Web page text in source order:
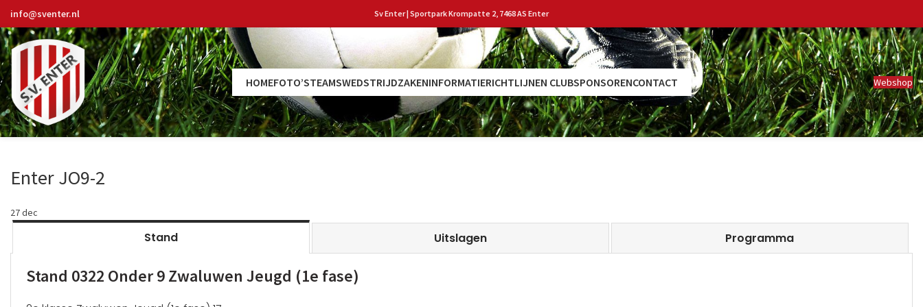
info@sventer.nl Sv Enter | Sportpark Krompatte 2, 7468 AS Enter
HOMEFOTO’STEAMSWEDSTRIJDZAKENINFORMATIERICHTLIJNEN CLUBSPONSORENCONTACT Webshop
Enter JO9-2
27dec
Stand Uitslagen Programma
Stand 0322 Onder 9 Zwaluwen Jeugd (1e fase)